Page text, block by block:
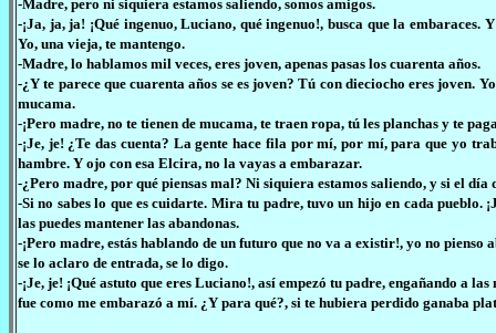
-Madre, pero ni siquiera estamos saliendo, somos amigos.
-¡Ja, ja, ja! ¡Qué ingenuo, Luciano, qué ingenuo!, busca que la embaraces.
Yo, una vieja, te mantengo.
-Madre, lo hablamos mil veces, eres joven, apenas pasas los cuarenta años.
-¿Y te parece que cuarenta años se es joven? Tú con dieciocho eres
mucama.
-¡Pero madre, no te tienen de mucama, te traen ropa, tú les planchas y te
-¡Je, je! ¿Te das cuenta? La gente hace fila por mí, por mí, para que yo
hambre. Y ojo con esa Elcira, no la vayas a embarazar.
-¿Pero madre, por qué piensas mal? Ni siquiera estamos saliendo, y si el
-Si no sabes lo que es cuidarte. Mira tu padre, tuvo un hijo en cada pueblo.
las puedes mantener las abandonas.
-¡Pero madre, estás hablando de un futuro que no va a existir!, yo no
se lo aclaro de entrada, se lo digo.
-¡Je, je! ¡Qué astuto que eres Luciano!, así empezó tu padre, engañando
fue como me embarazó a mí. ¿Y para qué?, si te hubiera perdido ganaba